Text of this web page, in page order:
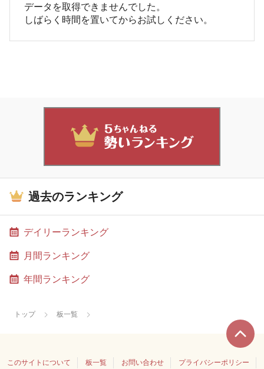
データを取得できませんでした。
しばらく時間を置いてからお試しください。
過去のランキング
デイリーランキング
月間ランキング
年間ランキング
トップ 板一覧
このサイトについて 板一覧 お問い合わせ プライバシーポリシー